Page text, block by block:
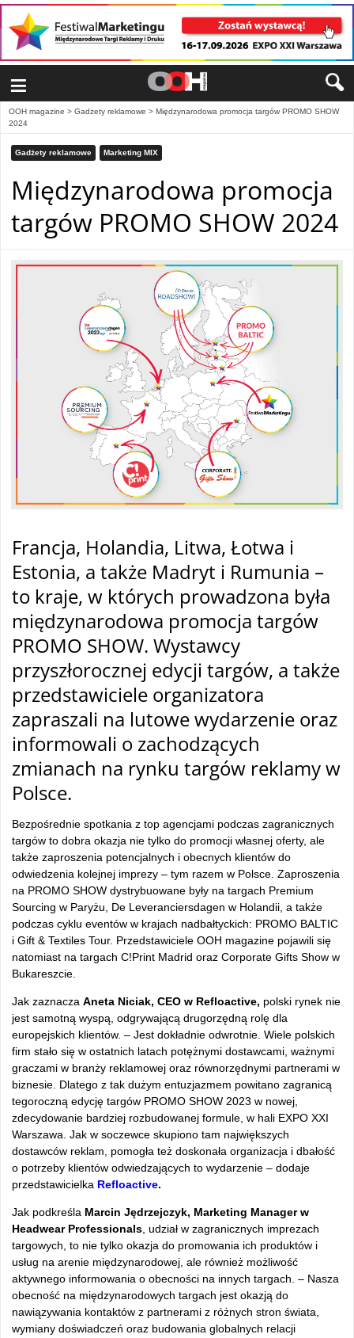
≡
OOH magazine > Gadżety reklamowe > Międzynarodowa promocja targów PROMO SHOW
2024
Gadżety reklamowe Marketing MIX
Międzynarodowa promocja
targów PROMO SHOW 2024
Francja, Holandia, Litwa, Łotwa i
Estonia, a także Madryt i Rumunia –
to kraje, w których prowadzona była
międzynarodowa promocja targów
PROMO SHOW. Wystawcy
przyszłorocznej edycji targów, a także
przedstawiciele organizatora
zapraszali na lutowe wydarzenie oraz
informowali o zachodzących
zmianach na rynku targów reklamy w
Polsce.
Bezpośrednie spotkania z top agencjami podczas zagranicznych
targów to dobra okazja nie tylko do promocji własnej oferty, ale
także zaproszenia potencjalnych i obecnych klientów do
odwiedzenia kolejnej imprezy – tym razem w Polsce. Zaproszenia
na PROMO SHOW dystrybuowane były na targach Premium
Sourcing w Paryżu, De Leveranciersdagen w Holandii, a także
podczas cyklu eventów w krajach nadbałtyckich: PROMO BALTIC
i Gift & Textiles Tour. Przedstawiciele OOH magazine pojawili się
natomiast na targach C!Print Madrid oraz Corporate Gifts Show w
Bukareszcie.
Jak zaznacza Aneta Niciak, CEO w Refloactive, polski rynek nie
jest samotną wyspą, odgrywającą drugorzędną rolę dla
europejskich klientów. – Jest dokładnie odwrotnie. Wiele polskich
firm stało się w ostatnich latach potężnymi dostawcami, ważnymi
graczami w branży reklamowej oraz równorzędnymi partnerami w
biznesie. Dlatego z tak dużym entuzjazmem powitano zagranicą
tegoroczną edycję targów PROMO SHOW 2023 w nowej,
zdecydowanie bardziej rozbudowanej formule, w hali EXPO XXI
Warszawa. Jak w soczewce skupiono tam największych
dostawców reklam, pomogła też doskonała organizacja i dbałość
o potrzeby klientów odwiedzających to wydarzenie – dodaje
przedstawicielka Refloactive.
Jak podkreśla Marcin Jędrzejczyk, Marketing Manager w
Headwear Professionals , udział w zagranicznych imprezach
targowych, to nie tylko okazja do promowania ich produktów i
usług na arenie międzynarodowej, ale również możliwość
aktywnego informowania o obecności na innych targach. – Nasza
obecność na międzynarodowych targach jest okazją do
nawiązywania kontaktów z partnerami z różnych stron świata,
wymiany doświadczeń oraz budowania globalnych relacji